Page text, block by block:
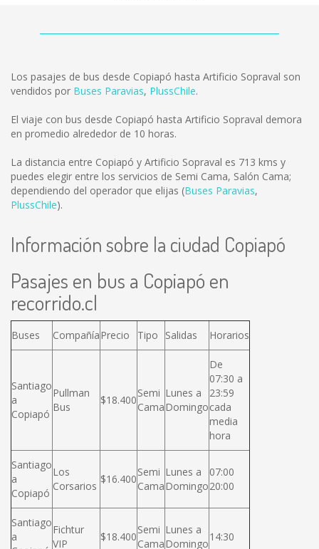
Los pasajes de bus desde Copiapó hasta Artificio Sopraval son
vendidos por Buses Paravias, PlussChile.
El viaje con bus desde Copiapó hasta Artificio Sopraval demora
en promedio alrededor de 10 horas.
La distancia entre Copiapó y Artificio Sopraval es 713 kms y
puedes elegir entre los servicios de Semi Cama, Salón Cama;
dependiendo del operador que elijas (Buses Paravias,
PlussChile).
Información sobre la ciudad Copiapó
Pasajes en bus a Copiapó en
recorrido.cl
Buses CompañíaPrecio Tipo Salidas Horarios
Santiago
a
Copiapó
Pullman
Bus
$18.400
Semi
Cama
Lunes a
Domingo
De
07:30 a
23:59
cada
media
hora
Santiago
a
Copiapó
Los
Corsarios
$16.400
Semi
Cama
Lunes a
Domingo
07:00
20:00
Santiago
a
Fichtur
VIP
$18.400
Semi
Cama
Lunes a
Domingo
14:30